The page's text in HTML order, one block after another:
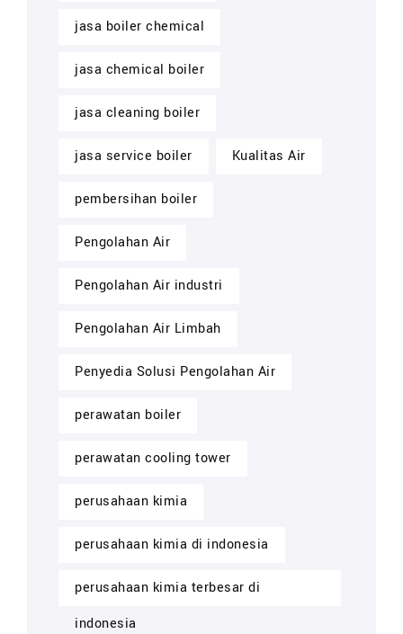
jasa boiler chemical
jasa chemical boiler
jasa cleaning boiler
jasa service boiler Kualitas Air
pembersihan boiler
Pengolahan Air
Pengolahan Air industri
Pengolahan Air Limbah
Penyedia Solusi Pengolahan Air
perawatan boiler
perawatan cooling tower
perusahaan kimia
perusahaan kimia di indonesia
perusahaan kimia terbesar di
indonesia